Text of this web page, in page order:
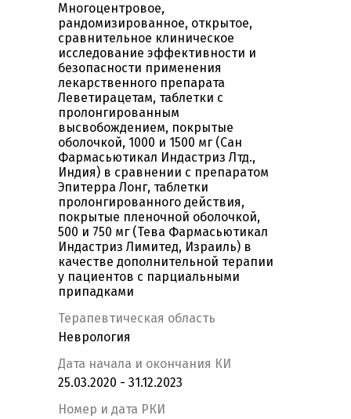
Многоцентровое,
рандомизированное, открытое,
сравнительное клиническое
исследование эффективности и
безопасности применения
лекарственного препарата
Леветирацетам, таблетки с
пролонгированным
высвобождением, покрытые
оболочкой, 1000 и 1500 мг (Сан
Фармасьютикал Индастриз Лтд.,
Индия) в сравнении с препаратом
Эпитерра Лонг, таблетки
пролонгированного действия,
покрытые пленочной оболочкой,
500 и 750 мг (Тева Фармасьютикал
Индастриз Лимитед, Израиль) в
качестве дополнительной терапии
у пациентов с парциальными
припадками
Терапевтическая область
Неврология
Дата начала и окончания КИ
25.03.2020 - 31.12.2023
Номер и дата РКИ